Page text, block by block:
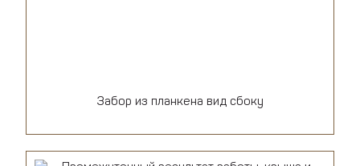
Забор из планкена вид сбоку